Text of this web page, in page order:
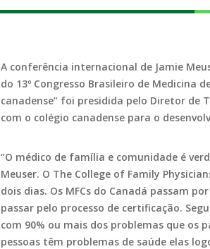
A conferência internacional de Jamie
do 13º Congresso Brasileiro de Medicina
canadense” foi presidida pelo Diretor de
com o colégio canadense para o
“O médico de família e comunidade é
Meuser. O The College of Family
dois dias. Os MFCs do Canadá passam
passar pelo processo de certificação.
com 90% ou mais dos problemas que os
pessoas têm problemas de saúde elas